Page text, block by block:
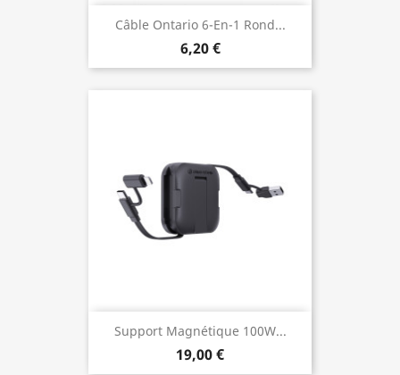
Câble Ontario 6-En-1 Rond...
6,20 €
Support Magnétique 100W...
19,00 €